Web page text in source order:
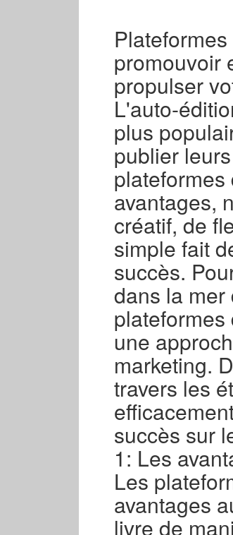
promouvoir
propulser
L'auto-
plus
publier
avantages,
créatif, de
simple fait
succès.
dans la
une
marketing.
travers les
succès sur
1: Les
Les
avantages
livre de